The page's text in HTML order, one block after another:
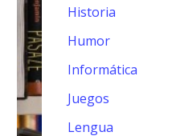
Historia
Humor
Informática
Juegos
Lengua